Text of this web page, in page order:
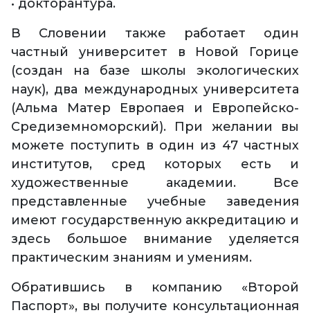
• докторантура.
В Словении также работает один
частный университет в Новой Горице
(создан на базе школы экологических
наук), два международных университета
(Альма Матер Европаея и Европейско-
Средиземноморский). При желании вы
можете поступить в один из 47 частных
институтов, сред которых есть и
художественные академии. Все
представленные учебные заведения
имеют государственную аккредитацию и
здесь большое внимание уделяется
практическим знаниям и умениям.
Обратившись в компанию «Второй
Паспорт», вы получите консультационная